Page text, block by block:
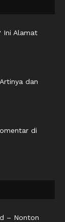
Ini Alamat
dan
di
– Nonton